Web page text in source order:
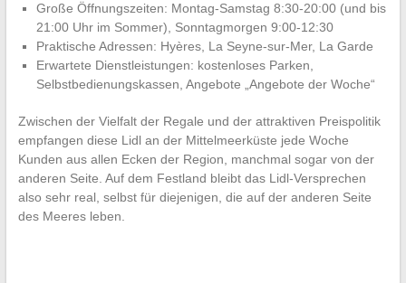
Große Öffnungszeiten: Montag-Samstag 8:30-20:00 (und bis
21:00 Uhr im Sommer), Sonntagmorgen 9:00-12:30
Praktische Adressen: Hyères, La Seyne-sur-Mer, La Garde
Erwartete Dienstleistungen: kostenloses Parken,
Selbstbedienungskassen, Angebote „Angebote der Woche“
Zwischen der Vielfalt der Regale und der attraktiven Preispolitik
empfangen diese Lidl an der Mittelmeerküste jede Woche
Kunden aus allen Ecken der Region, manchmal sogar von der
anderen Seite. Auf dem Festland bleibt das Lidl-Versprechen
also sehr real, selbst für diejenigen, die auf der anderen Seite
des Meeres leben.